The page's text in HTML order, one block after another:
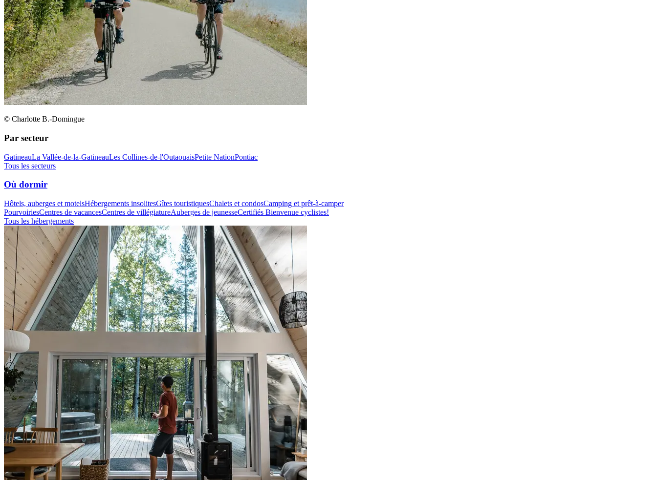
© Charlotte B.-Domingue
Par secteur
GatineauLa Vallée-de-la-GatineauLes Collines-de-l'OutaouaisPetite NationPontiac
Tous les secteurs
Où dormir
Hôtels, auberges et motelsHébergements insolitesGîtes touristiquesChalets et condosCamping et prêt-à-camper
PourvoiriesCentres de vacancesCentres de villégiatureAuberges de jeunesseCertifiés Bienvenue cyclistes!
Tous les hébergements